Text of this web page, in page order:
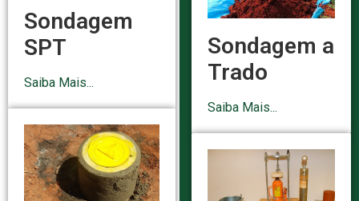
Sondagem
SPT
Saiba Mais...
Sondagem a
Trado
Saiba Mais...